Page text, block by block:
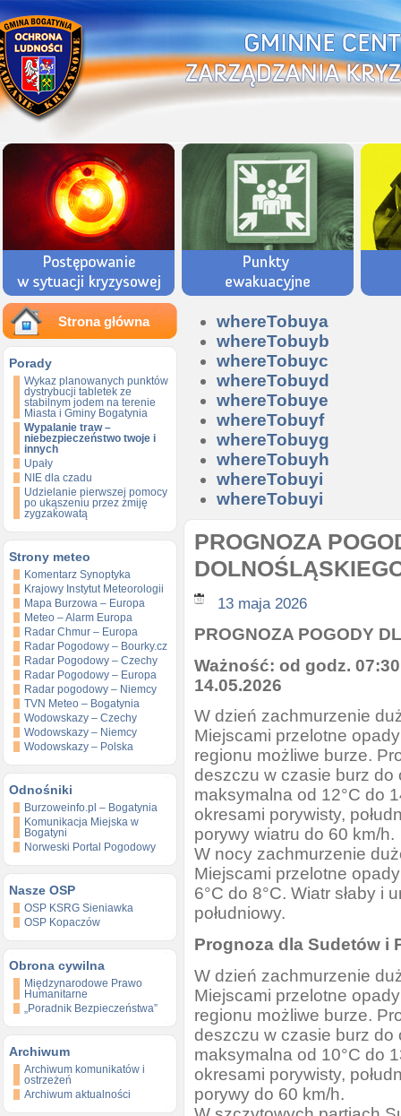
Strona główna
Porady
Wykaz planowanych punktów
dystrybucji tabletek ze
stabilnym jodem na terenie
Miasta i Gminy Bogatynia
Wypalanie traw –
niebezpieczeństwo twoje i
innych
Upały
NIE dla czadu
Udzielanie pierwszej pomocy
po ukąszeniu przez żmiję
zygzakowatą
Strony meteo
Komentarz Synoptyka
Krajowy Instytut Meteorologii
Mapa Burzowa – Europa
Meteo – Alarm Europa
Radar Chmur – Europa
Radar Pogodowy – Bourky.cz
Radar Pogodowy – Czechy
Radar Pogodowy – Europa
Radar pogodowy – Niemcy
TVN Meteo – Bogatynia
Wodowskazy – Czechy
Wodowskazy – Niemcy
Wodowskazy – Polska
Odnośniki
Burzoweinfo.pl – Bogatynia
Komunikacja Miejska w
Bogatyni
Norweski Portal Pogodowy
Nasze OSP
OSP KSRG Sieniawka
OSP Kopaczów
Obrona cywilna
Międzynarodowe Prawo
Humanitarne
„Poradnik Bezpieczeństwa”
Archiwum
Archiwum komunikatów i
ostrzeżeń
Archiwum aktualności
whereTobuya
whereTobuyb
whereTobuyc
whereTobuyd
whereTobuye
whereTobuyf
whereTobuyg
whereTobuyh
whereTobuyi
whereTobuyi
PROGNOZA
13 maja 2026
PROGNOZA POGODY
Ważność: od godz.
14.05.2026
W dzień zachmurzenie
Miejscami przelotne
regionu możliwe burze.
deszczu w czasie burz do
maksymalna od 12°C do
okresami porywisty,
porywy wiatru do 60 km/h.
W nocy zachmurzenie
Miejscami przelotne
6°C do 8°C. Wiatr słaby i
południowy.
Prognoza dla Sudetów i
W dzień zachmurzenie
Miejscami przelotne
regionu możliwe burze.
deszczu w czasie burz do
maksymalna od 10°C do
okresami porywisty,
porywy do 60 km/h.